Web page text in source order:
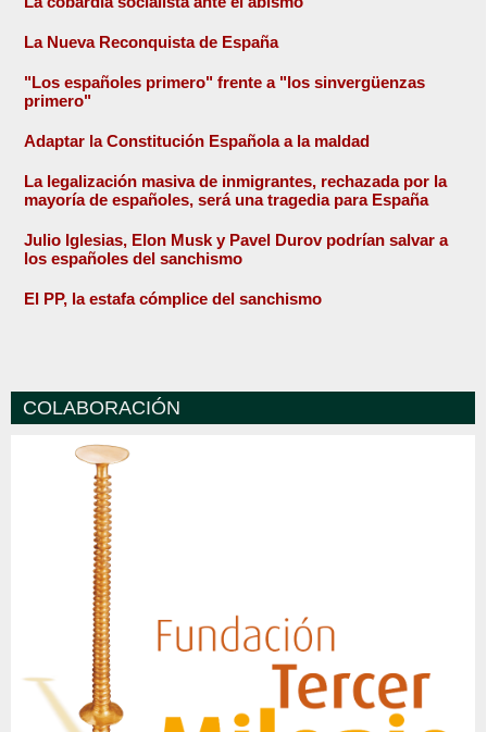
La Nueva Reconquista de España
"Los españoles primero" frente a "los sinvergüenzas
primero"
Adaptar la Constitución Española a la maldad
La legalización masiva de inmigrantes, rechazada por la
mayoría de españoles, será una tragedia para España
Julio Iglesias, Elon Musk y Pavel Durov podrían salvar a
los españoles del sanchismo
El PP, la estafa cómplice del sanchismo
COLABORACIÓN